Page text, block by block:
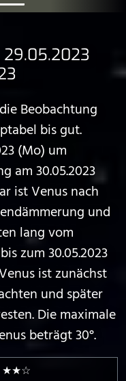
Beobachtung
bis gut.
(Mo) um
am 30.05.2023
ist Venus nach
und
lang vom
zum 30.05.2023
ist zunächst
und später
Die maximale
beträgt 30°.
★★☆